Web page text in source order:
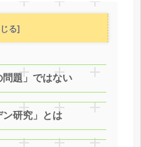
題」ではない
研究」とは